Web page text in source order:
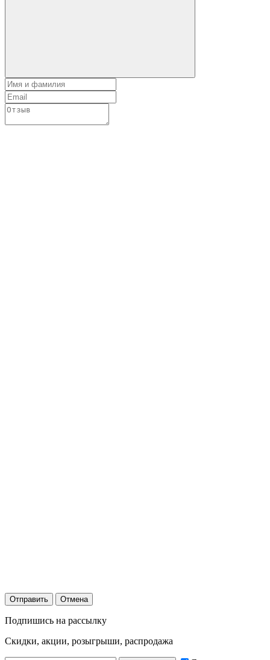
Отправить Отмена
Подпишись на рассылку
Скидки, акции, розыгрыши, распродажа